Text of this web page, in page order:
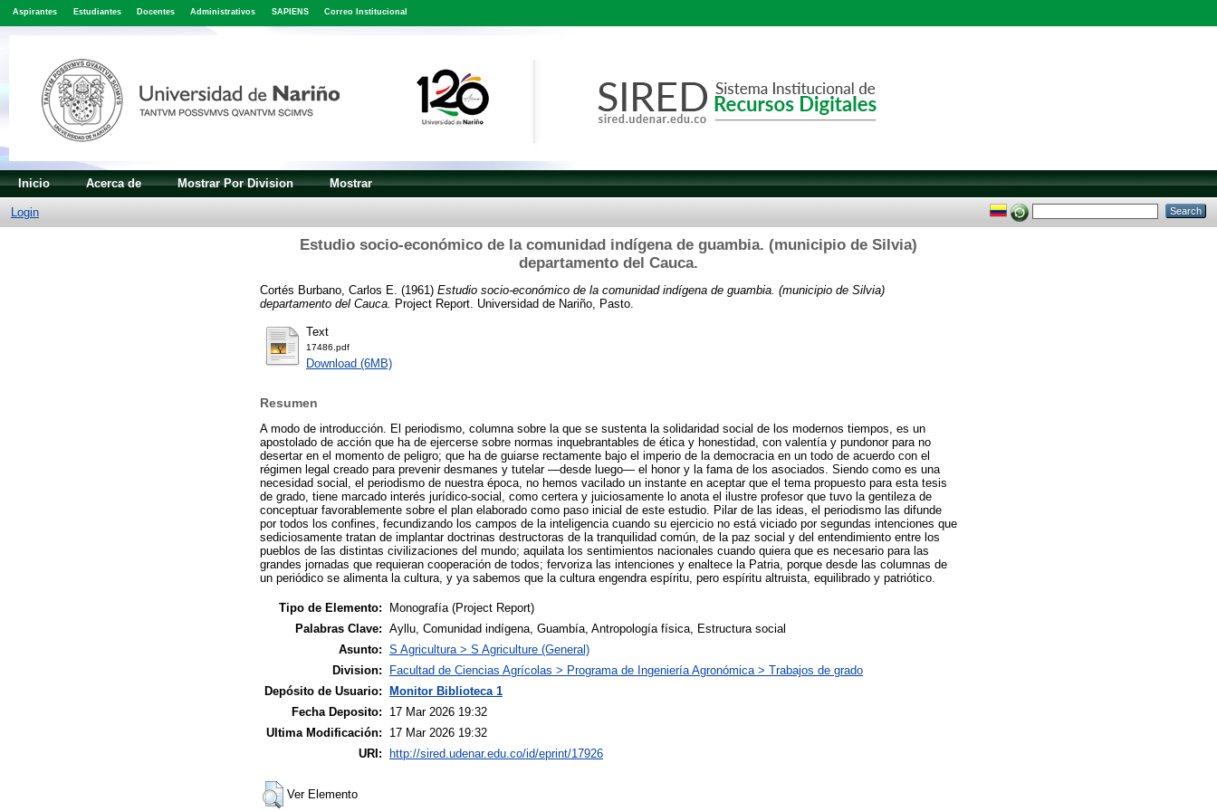
Aspirantes Estudiantes Docentes Administrativos SAPIENS Correo Institucional
Inicio Acerca de Mostrar Por Division Mostrar
Login
Estudio socio-económico de la comunidad indígena de guambia. (municipio de Silvia)
departamento del Cauca.
Cortés Burbano, Carlos E. (1961) Estudio socio-económico de la comunidad indígena de guambia. (municipio de Silvia)
departamento del Cauca. Project Report. Universidad de Nariño, Pasto.
Text
17486.pdf
Download (6MB)
Resumen
A modo de introducción. El periodismo, columna sobre la que se sustenta la solidaridad social de los modernos tiempos, es un
apostolado de acción que ha de ejercerse sobre normas inquebrantables de ética y honestidad, con valentía y pundonor para no
desertar en el momento de peligro; que ha de guiarse rectamente bajo el imperio de la democracia en un todo de acuerdo con el
régimen legal creado para prevenir desmanes y tutelar —desde luego— el honor y la fama de los asociados. Siendo como es una
necesidad social, el periodismo de nuestra época, no hemos vacilado un instante en aceptar que el tema propuesto para esta tesis
de grado, tiene marcado interés jurídico-social, como certera y juiciosamente lo anota el ilustre profesor que tuvo la gentileza de
conceptuar favorablemente sobre el plan elaborado como paso inicial de este estudio. Pilar de las ideas, el periodismo las difunde
por todos los confines, fecundizando los campos de la inteligencia cuando su ejercicio no está viciado por segundas intenciones que
sediciosamente tratan de implantar doctrinas destructoras de la tranquilidad común, de la paz social y del entendimiento entre los
pueblos de las distintas civilizaciones del mundo; aquilata los sentimientos nacionales cuando quiera que es necesario para las
grandes jornadas que requieran cooperación de todos; fervoriza las intenciones y enaltece la Patria, porque desde las columnas de
un periódico se alimenta la cultura, y ya sabemos que la cultura engendra espíritu, pero espíritu altruista, equilibrado y patriótico.
Tipo de Elemento:
Monografía (Project Report)
Palabras Clave: Ayllu, Comunidad indígena, Guambía, Antropología física, Estructura social
Asunto: S Agricultura > S Agriculture (General)
Division:
Facultad de Ciencias Agrícolas > Programa de Ingeniería Agronómica > Trabajos de grado
Depósito de Usuario: Monitor Biblioteca 1
Fecha Deposito:
17 Mar 2026 19:32
Ultima Modificación:
17 Mar 2026 19:32
URI: http://sired.udenar.edu.co/id/eprint/17926
Ver Elemento